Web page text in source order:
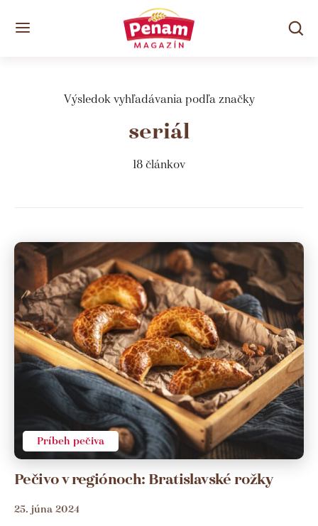
Výsledok vyhľadávania podľa značky
seriál
18 článkov
Príbeh pečiva
Pečivo v regiónoch: Bratislavské rožky
25. júna 2024